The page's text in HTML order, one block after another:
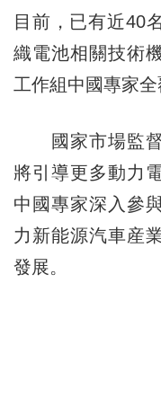
目前，已有近40
織電池相關技術
工作組中國專家全
國家市場監督
將引導更多動力
中國專家深入參
力新能源汽車産
發展。